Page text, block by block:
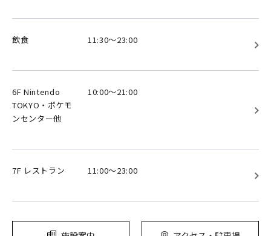
飲食 11:30～23:00
6F Nintendo
TOKYO・ポケモ
ンセンター他
10:00～21:00
7F レストラン 11:00～23:00